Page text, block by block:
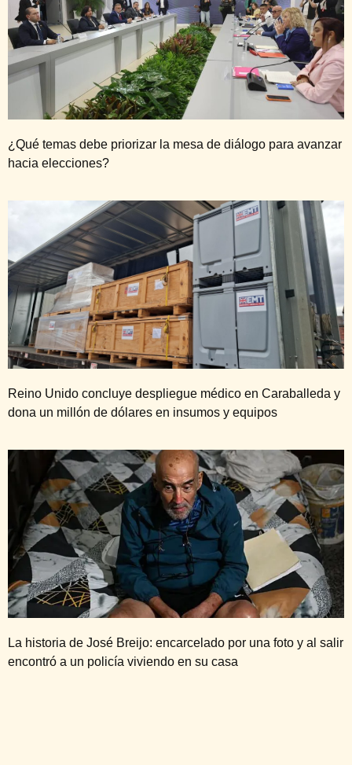
¿Qué temas debe priorizar la mesa de diálogo para avanzar
hacia elecciones?
Reino Unido concluye despliegue médico en Caraballeda y
dona un millón de dólares en insumos y equipos
La historia de José Breijo: encarcelado por una foto y al salir
encontró a un policía viviendo en su casa